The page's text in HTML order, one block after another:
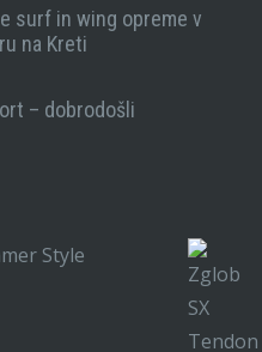
surf in wing opreme v
na Kreti
– dobrodošli
Style